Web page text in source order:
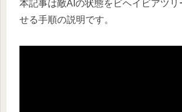
本記事は敵AIの状態をビヘイビアツリ
せる手順の説明です。